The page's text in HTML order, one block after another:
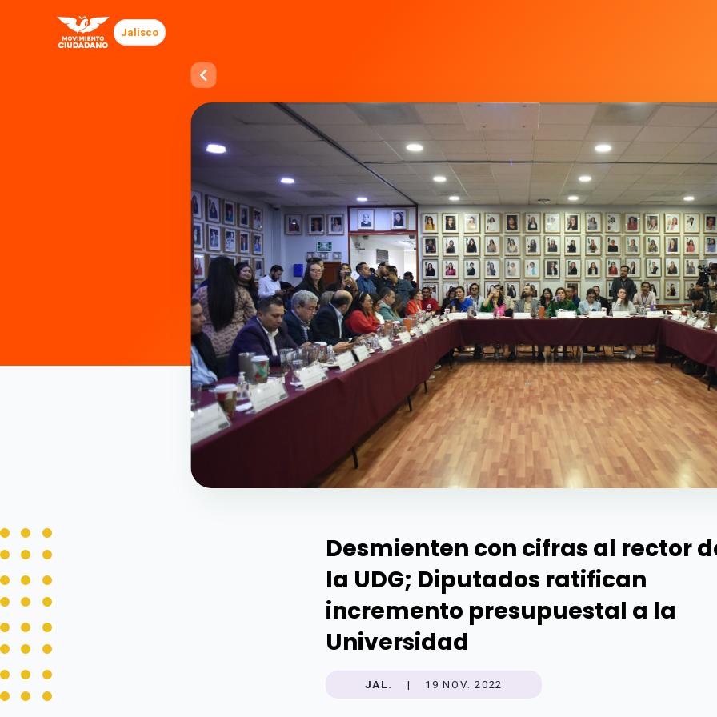
Jalisco
Desmienten con cifras al rector
la UDG; Diputados ratifican
incremento presupuestal a la
Universidad
JAL. | 19 NOV. 2022